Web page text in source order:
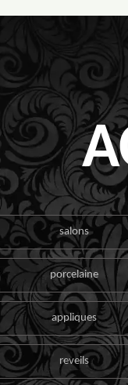
salons
porcelaine
appliques
reveils